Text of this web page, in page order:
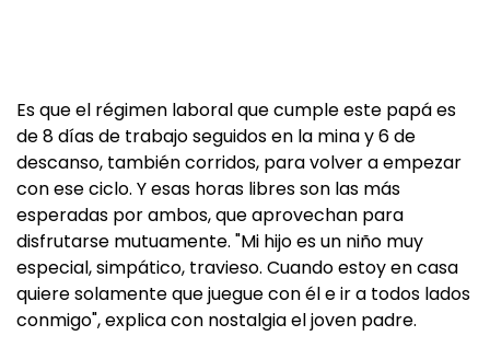
Es que el régimen laboral que cumple este papá es
de 8 días de trabajo seguidos en la mina y 6 de
descanso, también corridos, para volver a empezar
con ese ciclo. Y esas horas libres son las más
esperadas por ambos, que aprovechan para
disfrutarse mutuamente. "Mi hijo es un niño muy
especial, simpático, travieso. Cuando estoy en casa
quiere solamente que juegue con él e ir a todos lados
conmigo", explica con nostalgia el joven padre.